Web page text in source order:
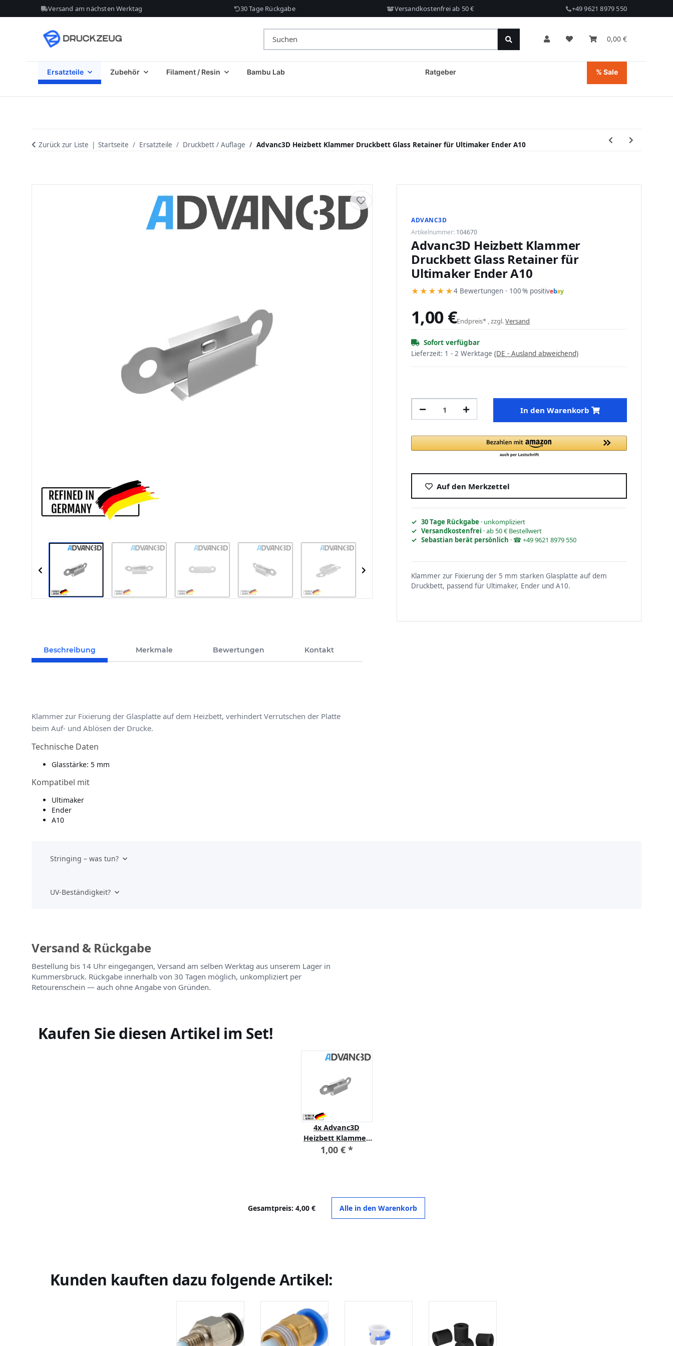
Versand am nächsten Werktag 30 Tage Rückgabe Versandkostenfrei ab 50 € +49 9621 8979 550
0,00 €
Ersatzteile Zubehör Filament / Resin Bambu Lab Ratgeber % Sale
Zurück zur Liste Startseite Ersatzteile Druckbett / Auflage Advanc3D Heizbett Klammer Druckbett Glass Retainer für Ultimaker Ender A10
Advanc3D Heizbett Klammer
Druckbett Glass Retainer für
Ultimaker Ender A10
★ ★ ★ ★ ★4 Bewertungen · 100 % positivebay
Artikelnummer: 104670
ADVANC3D
1,00 €Endpreis* , zzgl.Versand
Sofort verfügbar
Lieferzeit: 1 - 2 Werktage(DE - Ausland abweichend)
In den Warenkorb
Auf den Merkzettel
30 Tage Rückgabe · unkompliziert
Versandkostenfrei · ab 50 € Bestellwert
Sebastian berät persönlich · ☎ +49 9621 8979 550
Klammer zur Fixierung der 5 mm starken Glasplatte auf dem
Druckbett, passend für Ultimaker, Ender und A10.
Beschreibung Merkmale Bewertungen Kontakt
Klammer zur Fixierung der Glasplatte auf dem Heizbett, verhindert Verrutschen der Platte
beim Auf- und Ablösen der Drucke.
Technische Daten
Glasstärke: 5 mm
Kompatibel mit
Ultimaker
Ender
A10
Stringing – was tun?
UV-Beständigkeit?
Versand & Rückgabe
Bestellung bis 14 Uhr eingegangen, Versand am selben Werktag aus unserem Lager in
Kummersbruck. Rückgabe innerhalb von 30 Tagen möglich, unkompliziert per
Retourenschein — auch ohne Angabe von Gründen.
Kaufen Sie diesen Artikel im Set!
4x Advanc3D
Heizbett Klammer
Druckbett Glass
1,00 € *
Gesamtpreis: 4,00 € Alle in den Warenkorb
Kunden kauften dazu folgende Artikel: